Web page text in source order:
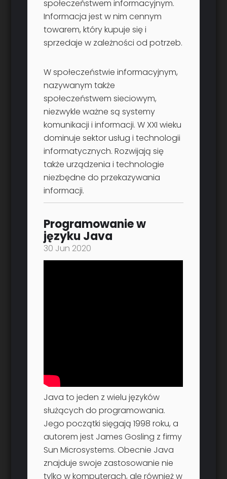
społeczeństwem informacyjnym.
Informacja jest w nim cennym
towarem, który kupuje się i
sprzedaje w zależności od potrzeb.
W społeczeństwie informacyjnym,
nazywanym także
społeczeństwem sieciowym,
niezwykle ważne są systemy
komunikacji i informacji. W XXI wieku
dominuje sektor usług i technologii
informatycznych. Rozwijają się
także urządzenia i technologie
niezbędne do przekazywania
informacji.
Programowanie w
języku Java
30 Jun 2020
Java to jeden z wielu języków
służących do programowania.
Jego początki sięgają 1998 roku, a
autorem jest James Gosling z firmy
Sun Microsystems. Obecnie Java
znajduje swoje zastosowanie nie
tylko w komputerach, ale również w